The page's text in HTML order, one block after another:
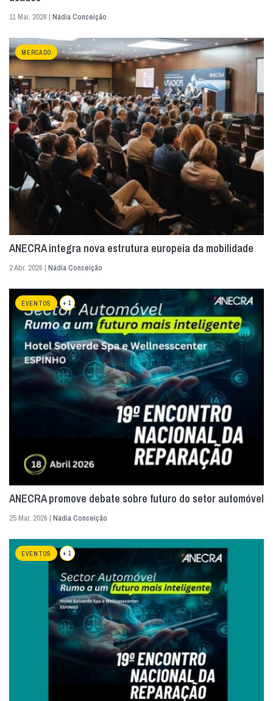
11 Mai. 2026 | Nádia Conceição
MERCADO
ANECRA integra nova estrutura europeia da mobilidade
2 Abr. 2026 | Nádia Conceição
EVENTOS + 1
ANECRA promove debate sobre futuro do setor automóvel
25 Mar. 2026 | Nádia Conceição
EVENTOS + 1